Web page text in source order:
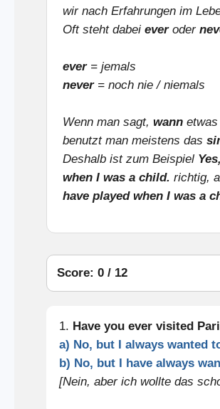
wir nach Erfahrungen im
Oft steht dabei everoder
ever= jemals
never= noch nie / niemals
Wenn man sagt, wannetwas
benutzt man meistens das
Deshalb ist zum Beispiel
when I was a child. richtig,
have played when I was a
Score: 0 / 12
1. Have you ever visited
a) No, but I always wanted
b) No, but I have always
[Nein, aber ich wollte das